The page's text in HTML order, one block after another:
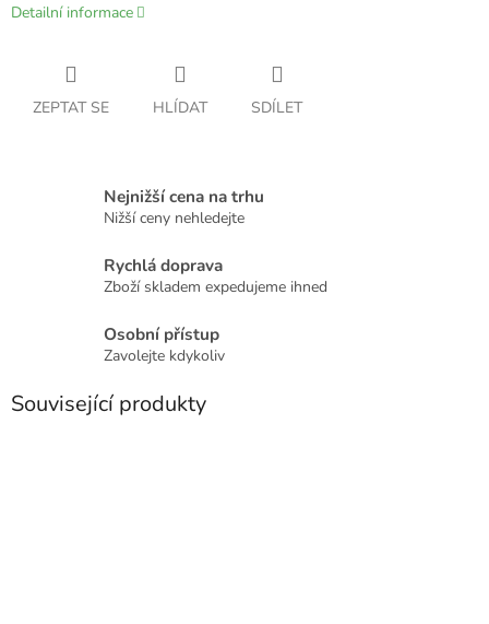
Detailní informace
ZEPTAT SE HLÍDAT SDÍLET
Nejnižší cena na trhu
Nižší ceny nehledejte
Rychlá doprava
Zboží skladem expedujeme ihned
Osobní přístup
Zavolejte kdykoliv
Související produkty